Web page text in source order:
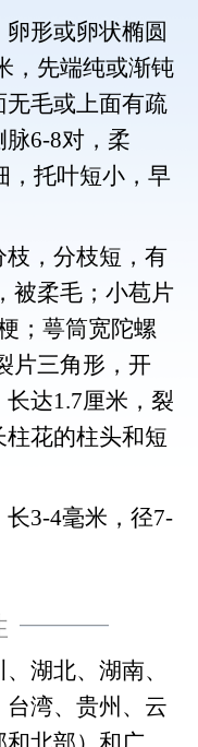
形或卵状椭圆
，先端纯或渐钝
无毛或上面有疏
6-8对，柔
，托叶短小，早
枝，分枝短，有
被柔毛；小苞片
；萼筒宽陀螺
片三角形，开
达1.7厘米，裂
柱花的柱头和短
3-4毫米，径7-
湖北、湖南、
湾、贵州、云